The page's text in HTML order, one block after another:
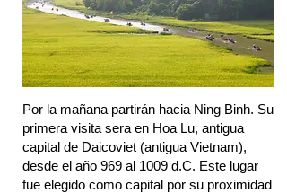
Por la mañana partirán hacia Ning Binh. Su
primera visita sera en Hoa Lu, antigua
capital de Daicoviet (antigua Vietnam),
desde el año 969 al 1009 d.C. Este lugar
fue elegido como capital por su proximidad